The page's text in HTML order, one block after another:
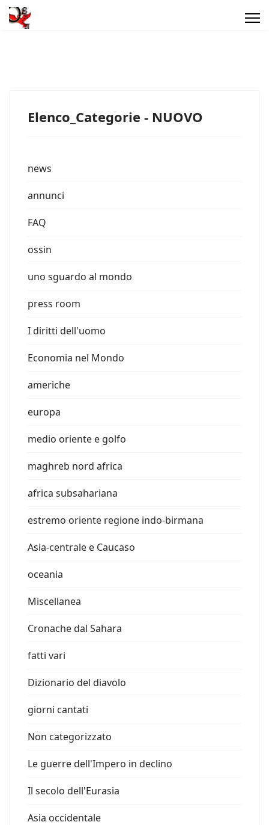
Elenco_Categorie - NUOVO
news
annunci
FAQ
ossin
uno sguardo al mondo
press room
I diritti dell'uomo
Economia nel Mondo
americhe
europa
medio oriente e golfo
maghreb nord africa
africa subsahariana
estremo oriente regione indo-birmana
Asia-centrale e Caucaso
oceania
Miscellanea
Cronache dal Sahara
fatti vari
Dizionario del diavolo
giorni cantati
Non categorizzato
Le guerre dell'Impero in declino
Il secolo dell'Eurasia
Asia occidentale